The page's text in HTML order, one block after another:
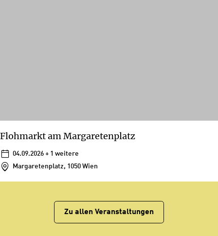
Flohmarkt am Margaretenplatz
04.09.2026 + 1 weitere
Margaretenplatz, 1050 Wien
Zu allen Veranstaltungen